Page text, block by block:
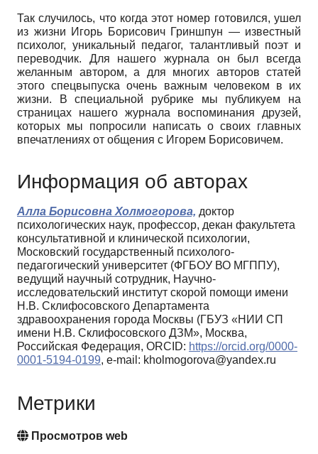
Так случилось, что когда этот номер готовился, ушел
из жизни Игорь Борисович Гриншпун — известный
психолог, уникальный педагог, талантливый поэт и
переводчик. Для нашего журнала он был всегда
желанным автором, а для многих авторов статей
этого спецвыпуска очень важным человеком в их
жизни. В специальной рубрике мы публикуем на
страницах нашего журнала воспоминания друзей,
которых мы попросили написать о своих главных
впечатлениях от общения с Игорем Борисовичем.
Информация об авторах
Алла Борисовна Холмогорова, доктор
психологических наук, профессор, декан факультета
консультативной и клинической психологии,
Московский государственный психолого-
педагогический университет (ФГБОУ ВО МГППУ),
ведущий научный сотрудник, Научно-
исследовательский институт скорой помощи имени
Н.В. Склифосовского Департамента
здравоохранения города Москвы (ГБУЗ «НИИ СП
имени Н.В. Склифосовского ДЗМ», Москва,
Российская Федерация, ORCID: https://orcid.org/0000-
0001-5194-0199, e-mail: kholmogorova@yandex.ru
Метрики
Просмотров web